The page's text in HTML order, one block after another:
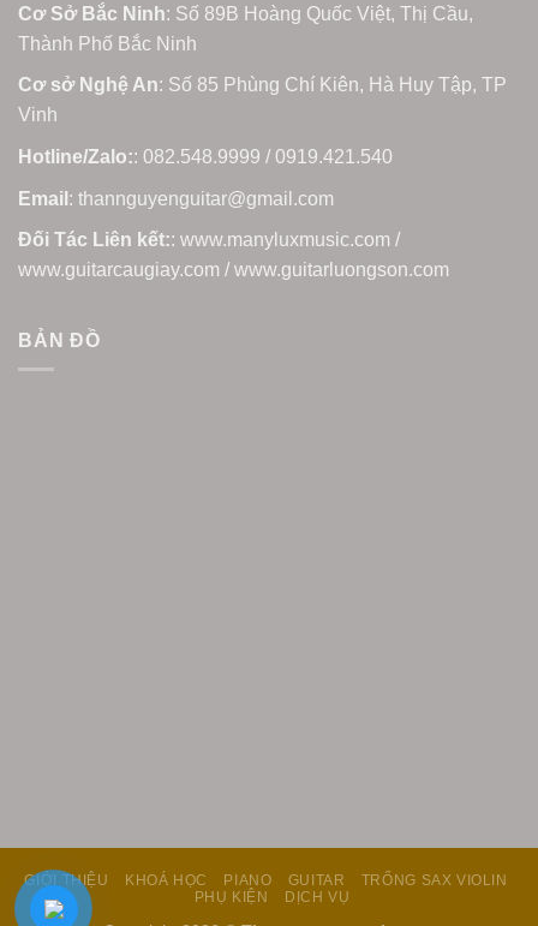
Cơ Sở Bắc Ninh: Số 89B Hoàng Quốc Việt, Thị Cầu,
Thành Phố Bắc Ninh
Cơ sở Nghệ An: Số 85 Phùng Chí Kiên, Hà Huy Tập, TP
Vinh
Hotline/Zalo:: 082.548.9999 / 0919.421.540
Email : thannguyenguitar@gmail.com
Đối Tác Liên kết:: www.manyluxmusic.com /
www.guitarcaugiay.com / www.guitarluongson.com
BẢN ĐỒ
GIỚI THIỆU KHOÁ HỌC PIANO GUITAR
TRỐNG SAX VIOLIN
PHỤ KIỆN
DỊCH VỤ